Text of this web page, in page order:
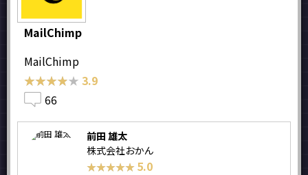
MailChimp
MailChimp
★★★★★
★★★★★ 3.9
66
前田 雄太
株式会社おかん
★★★★★
★★★★★ 5.0